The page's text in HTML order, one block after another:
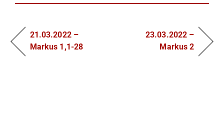
21.03.2022 –
Markus 1,1-28
23.03.2022 –
Markus 2